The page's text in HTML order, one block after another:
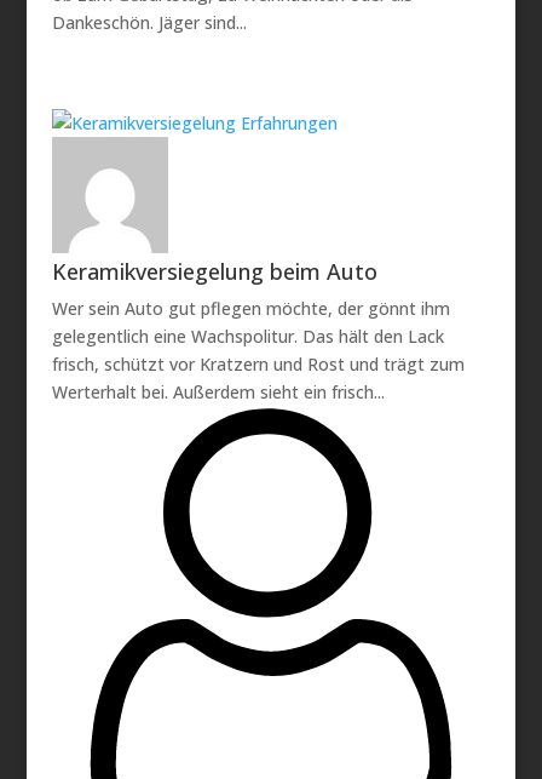
Dankeschön. Jäger sind...
Keramikversiegelung beim Auto
Wer sein Auto gut pflegen möchte, der gönnt ihm
gelegentlich eine Wachspolitur. Das hält den Lack
frisch, schützt vor Kratzern und Rost und trägt zum
Werterhalt bei. Außerdem sieht ein frisch...